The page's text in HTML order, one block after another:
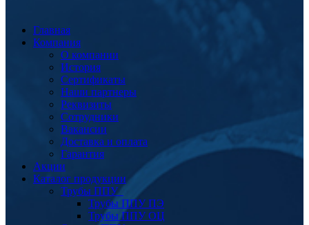
Главная
Компания
О компании
История
Сертификаты
Наши партнеры
Реквизиты
Сотрудники
Вакансии
Доставка и оплата
Гарантия
Акции
Каталог продукции
Трубы ППУ
Трубы ППУ ПЭ
Трубы ППУ ОЦ